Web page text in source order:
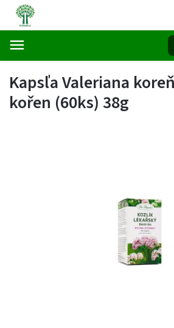
Kapsľa Valeriana
kořen (60ks) 38g